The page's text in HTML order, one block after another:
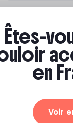
transition
Marianne
Êtes-
en
Voir